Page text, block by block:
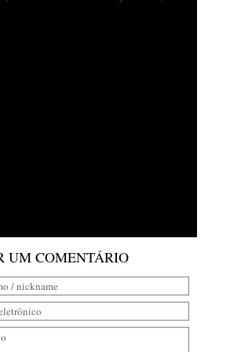
UM COMENTÁRIO